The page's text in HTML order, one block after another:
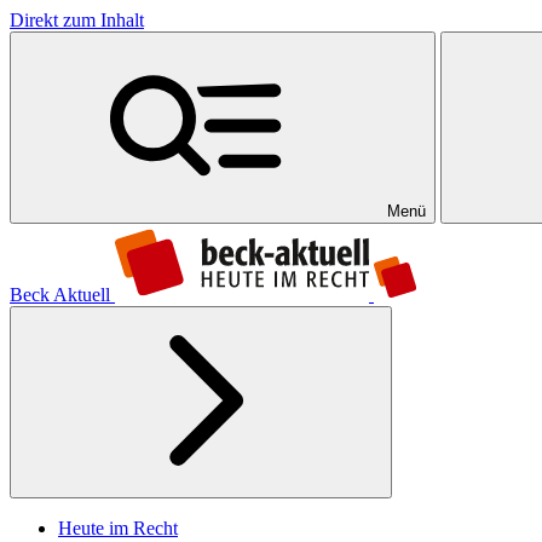
Direkt zum Inhalt
Menü
Beck Aktuell
Heute im Recht